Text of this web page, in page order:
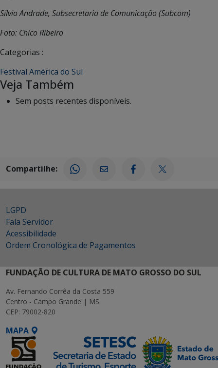
Sílvio Andrade, Subsecretaria de Comunicação (Subcom)
Foto: Chico Ribeiro
Categorias :
Festival América do Sul
Veja Também
Sem posts recentes disponíveis.
Compartilhe:
LGPD
Fala Servidor
Acessibilidade
Ordem Cronológica de Pagamentos
FUNDAÇÃO DE CULTURA DE MATO GROSSO DO SUL
Av. Fernando Corrêa da Costa 559
Centro - Campo Grande | MS
CEP: 79002-820
MAPA